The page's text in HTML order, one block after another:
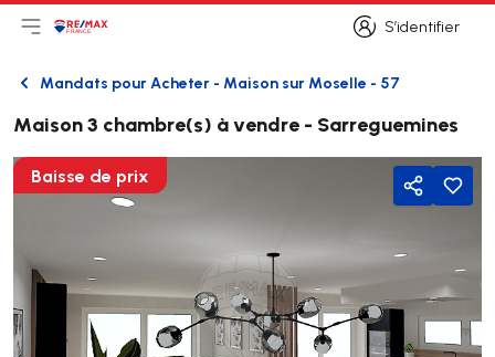
S’identifier
S’identifier
Ouvrir le menu principal
Logo
RetourMandats pour Acheter - Maison sur Moselle - 57
Maison 3 chambre(s) à vendre - Sarreguemines
Baisse de prix
Partager